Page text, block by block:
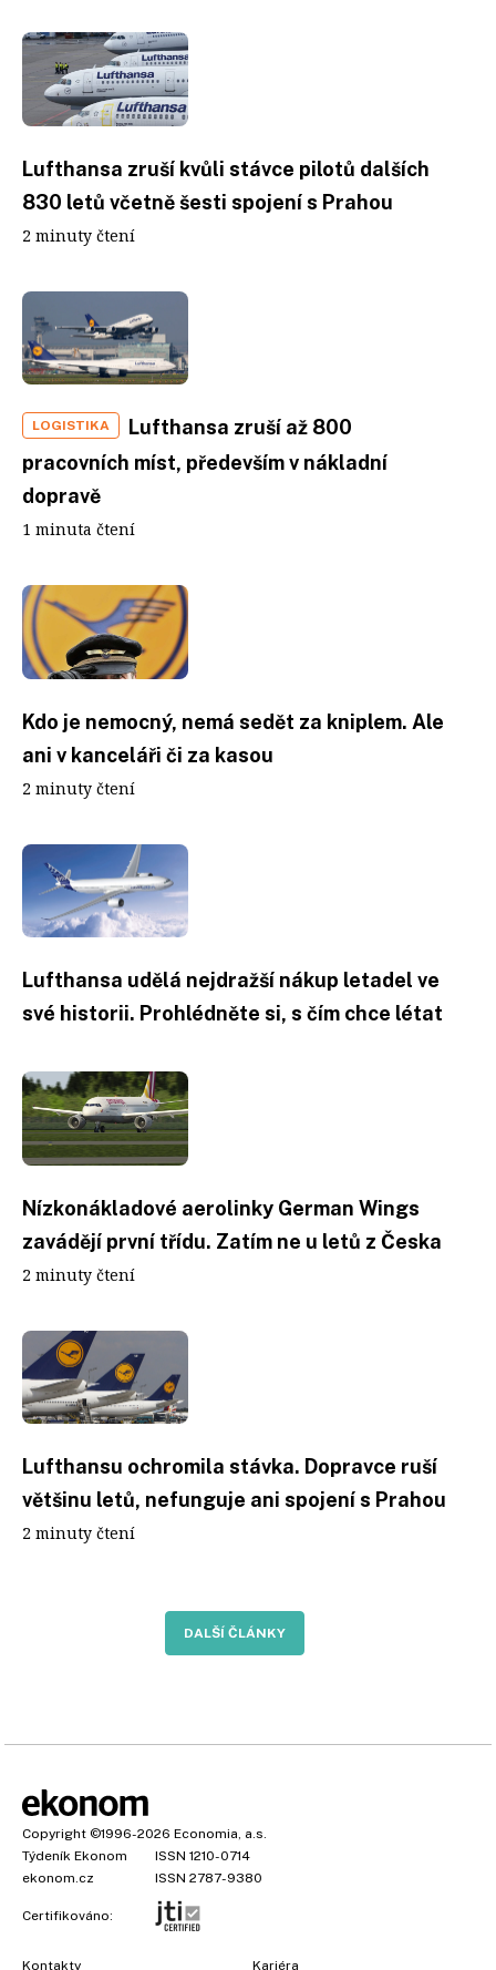
Lufthansa zruší kvůli stávce pilotů dalších
830 letů včetně šesti spojení s Prahou
2 minuty čtení
LOGISTIKA
Lufthansa zruší až 800
pracovních míst, především v nákladní
dopravě
1 minuta čtení
Kdo je nemocný, nemá sedět za kniplem. Ale
ani v kanceláři či za kasou
2 minuty čtení
Lufthansa udělá nejdražší nákup letadel ve
své historii. Prohlédněte si, s čím chce létat
Nízkonákladové aerolinky German Wings
zavádějí první třídu. Zatím ne u letů z Česka
2 minuty čtení
Lufthansu ochromila stávka. Dopravce ruší
většinu letů, nefunguje ani spojení s Prahou
2 minuty čtení
DALŠÍ ČLÁNKY
Copyright ©1996-2026 Economia, a.s.
Týdeník Ekonom
ISSN 1210-0714
ekonom.cz
ISSN 2787-9380
Certifikováno:
Kontakty Kariéra